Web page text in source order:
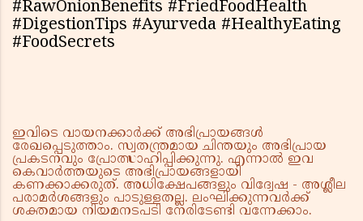
#RawOnionBenefits #FriedFoodHealth
#DigestionTips #Ayurveda #HealthyEating
#FoodSecrets
ഇവിടെ വായനക്കാർക്ക് അഭിപ്രായങ്ങൾ
രേഖപ്പെടുത്താം. സ്വതന്ത്രമായ ചിന്തയും അഭിപ്രായ
പ്രകടനവും പ്രോത്സാഹിപ്പിക്കുന്നു. എന്നാൽ ഇവ
കെവാർത്തയുടെ അഭിപ്രായങ്ങളായി
കണക്കാക്കരുത്. അധിക്ഷേപങ്ങളും വിദ്വേഷ - അശ്ലീല
പരാമർശങ്ങളും പാടുള്ളതല്ല. ലംഘിക്കുന്നവർക്ക്
ശക്തമായ നിയമനടപടി നേരിടേണ്ടി വന്നേക്കാം.